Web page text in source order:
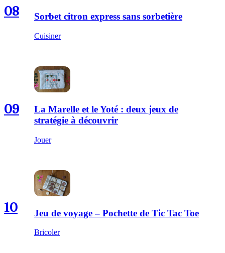
08 Sorbet citron express sans sorbetière
Cuisiner
09
La Marelle et le Yoté : deux jeux de
stratégie à découvrir
Jouer
10 Jeu de voyage – Pochette de Tic Tac Toe
Bricoler